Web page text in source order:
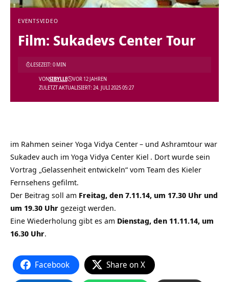
EVENTSVIDEO
Film: Sukadevs Center Tour
ZULETZT AKTUALISIERT: 24. JULI 2025 05:27
VONSIBYLLE VOR 12 JAHREN
LESEZEIT: 0 MIN
im Rahmen seiner Yoga Vidya Center– und Ashramtour war
Sukadev auch im Yoga Vidya Center Kiel . Dort wurde sein
Vortrag „Gelassenheit entwickeln“ vom Team des Kieler
Fernsehens gefilmt.
Der Beitrag soll am Freitag, den 7.11.14, um 17.30 Uhr und
um 19.30 Uhr gezeigt werden.
Eine Wiederholung gibt es am Dienstag, den 11.11.14, um
16.30 Uhr.
Facebook Share on X